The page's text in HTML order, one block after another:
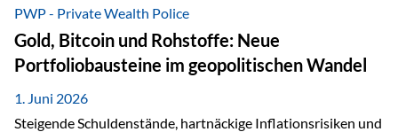
trotz Herausforderungen Die weltwirtschaftlichen
Rahmenbedingungen bleiben anspruchsvoll. Geopolitische
Unsicherheiten, eine verhaltene Investitionstätigkeit und
eine schwächere Nachfrage in wichtigen Exportmärkten
beeinflussen auch die liechtensteinische Wirtschaft.
Dennoch sieht…
PWP - Private Wealth Police
Gold, Bitcoin und Rohstoffe: Neue
Portfoliobausteine im geopolitischen Wandel
1. Juni 2026
Steigende Schuldenstände, hartnäckige Inflationsrisiken und